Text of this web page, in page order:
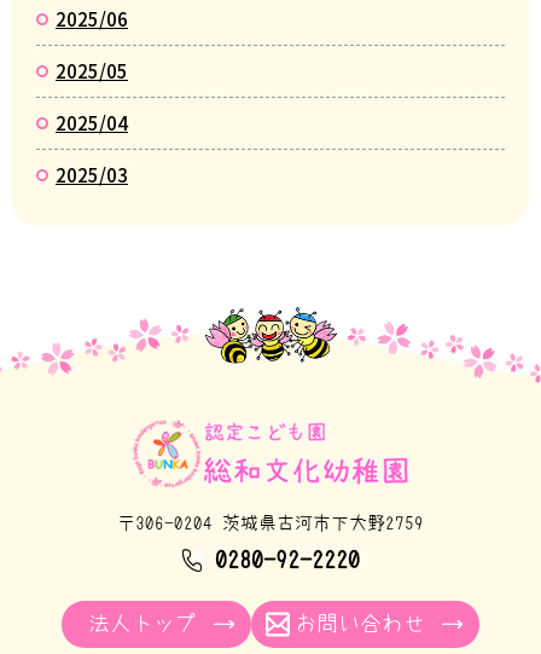
2025/06
2025/05
2025/04
2025/03
〒306-0204 茨城県古河市下大野2759
0280-92-2220
法人トップ お問い合わせ